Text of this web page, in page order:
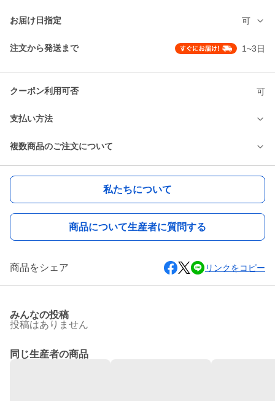
お届け日指定 可
注文から発送まで 1~3日
クーポン利用可否 可
支払い方法
複数商品のご注文について
私たちについて
商品について生産者に質問する
商品をシェア リンクをコピー
みんなの投稿
投稿はありません
同じ生産者の商品